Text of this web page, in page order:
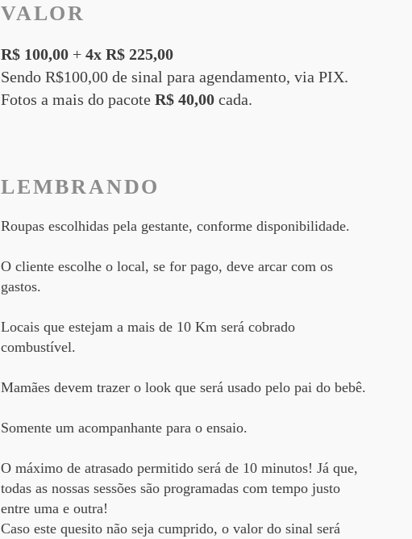
VALOR
R$ 100,00+ 4x R$ 225,00
Sendo R$100,00 de sinal para agendamento, via PIX.
Fotos a mais do pacote R$ 40,00cada.
LEMBRANDO
Roupas escolhidas pela gestante, conforme disponibilidade.
O cliente escolhe o local, se for pago, deve arcar com os
gastos.
Locais que estejam a mais de 10 Km será cobrado
combustível.
​Mamães devem trazer o look que será usado pelo pai do bebê.
Somente um acompanhante para o ensaio.
O máximo de atrasado permitido será de 10 minutos! Já que,
todas as nossas sessões são programadas com tempo justo
entre uma e outra!
Caso este quesito não seja cumprido, o valor do sinal será